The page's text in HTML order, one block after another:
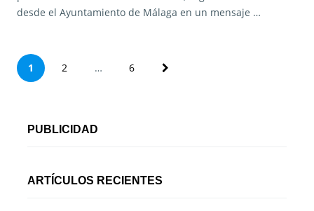
desde el Ayuntamiento de Málaga en un mensaje …
P
g
n
1 2 … 6
PUBLICIDAD
ARTÍCULOS RECIENTES